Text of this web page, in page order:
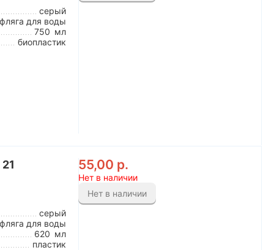
серый
фляга для воды
750 мл
биопластик
серый
фляга для воды
620 мл
пластик
55,00 р.
Нет в наличии
Нет в наличии